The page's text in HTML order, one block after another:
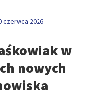
czerwca 2026
w
nowych